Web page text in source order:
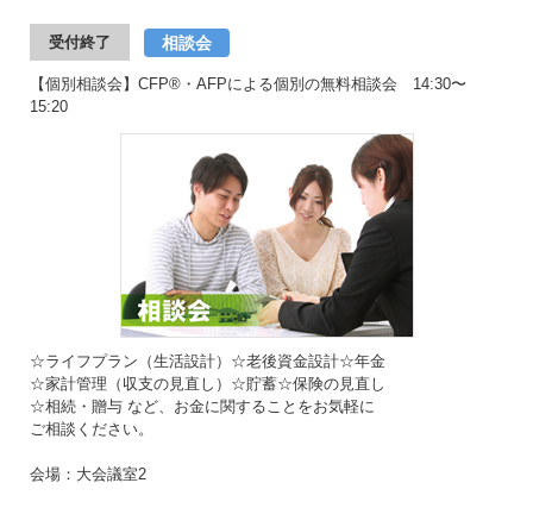
受付終了 相談会
【個別相談会】CFP®・AFPによる個別の無料相談会 14:30〜
15:20
☆ライフプラン（生活設計）☆老後資金設計☆年金
☆家計管理（収支の見直し）☆貯蓄☆保険の見直し
☆相続・贈与 など、お金に関することをお気軽に
ご相談ください。
会場：大会議室2